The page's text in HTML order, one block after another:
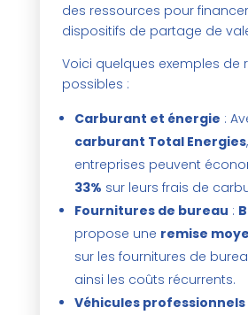
des ressources pour
dispositifs de partage de
Voici quelques exemples de
possibles :
Carburant et énergie :
carburant Total Energies
entreprises peuvent
33% sur leurs frais de
Fournitures de bureau :
propose une remise
sur les fournitures de
ainsi les coûts récurrents.
Véhicules professionnels